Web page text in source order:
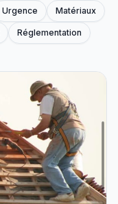
Urgence Matériaux
Réglementation